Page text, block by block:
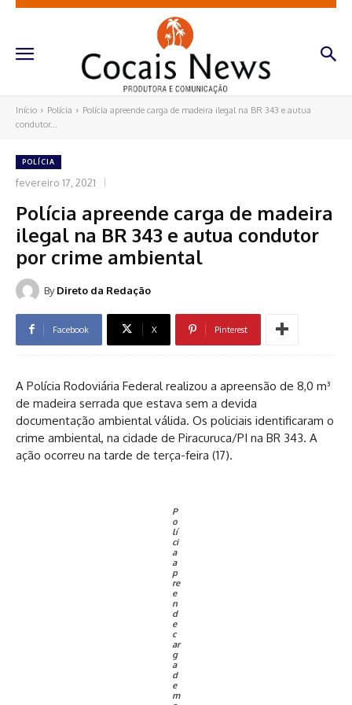
Início Polícia
Polícia apreende carga de madeira ilegal na BR 343 e autua
condutor...
POLÍCIA
fevereiro 17, 2021
Polícia apreende carga de madeira
ilegal na BR 343 e autua condutor
por crime ambiental
By Direto da Redação
Facebook X Pinterest
A Polícia Rodoviária Federal realizou a apreensão de 8,0 m³
de madeira serrada que estava sem a devida
documentação ambiental válida. Os policiais identificaram o
crime ambiental, na cidade de Piracuruca/PI na BR 343. A
ação ocorreu na tarde de terça-feira (17).
P
o
lí
ci
a
a
p
re
e
n
d
e
c
ar
g
a
d
e
m